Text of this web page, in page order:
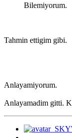
Bilemiyorum.
Tahmin ettigim gibi.
Anlayamiyorum.
Anlayamadim gitti.